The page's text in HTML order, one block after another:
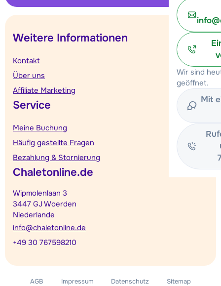
Wir sind
geöffnet.
Mit
Weitere Informationen
Kontakt
Über uns
Affiliate Marketing
Service
Meine Buchung
Häufig gestellte Fragen
Bezahlung & Stornierung
Chaletonline.de
Wipmolenlaan 3
3447 GJ Woerden
Niederlande
info@chaletonline.de
+49 30 767598210
AGB Impressum Datenschutz Sitemap